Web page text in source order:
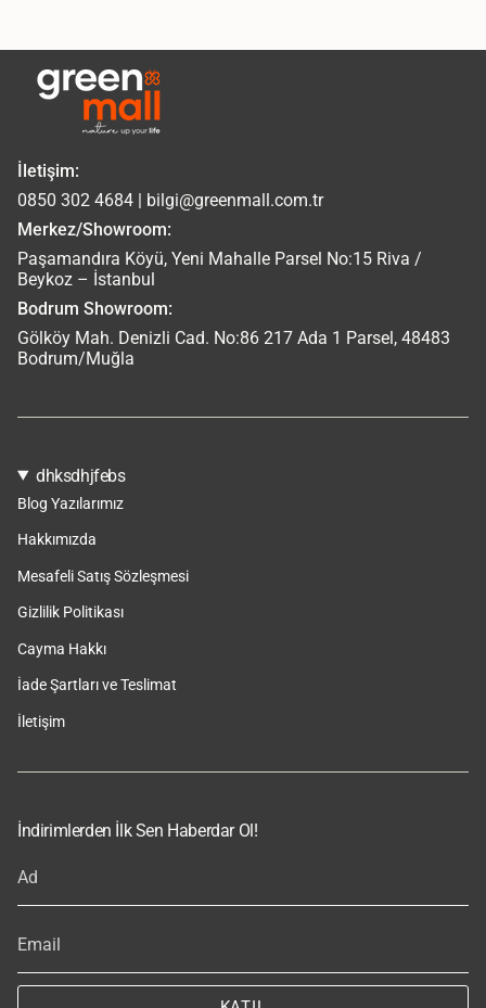
İletişim:
0850 302 4684 | bilgi@greenmall.com.tr
Merkez/Showroom:
Paşamandıra Köyü, Yeni Mahalle Parsel No:15 Riva /
Beykoz – İstanbul
Bodrum Showroom:
Gölköy Mah. Denizli Cad. No:86 217 Ada 1 Parsel, 48483
Bodrum/Muğla
dhksdhjfebs
Blog Yazılarımız
Hakkımızda
Mesafeli Satış Sözleşmesi
Gizlilik Politikası
Cayma Hakkı
İade Şartları ve Teslimat
İletişim
İndirimlerden İlk Sen Haberdar Ol!